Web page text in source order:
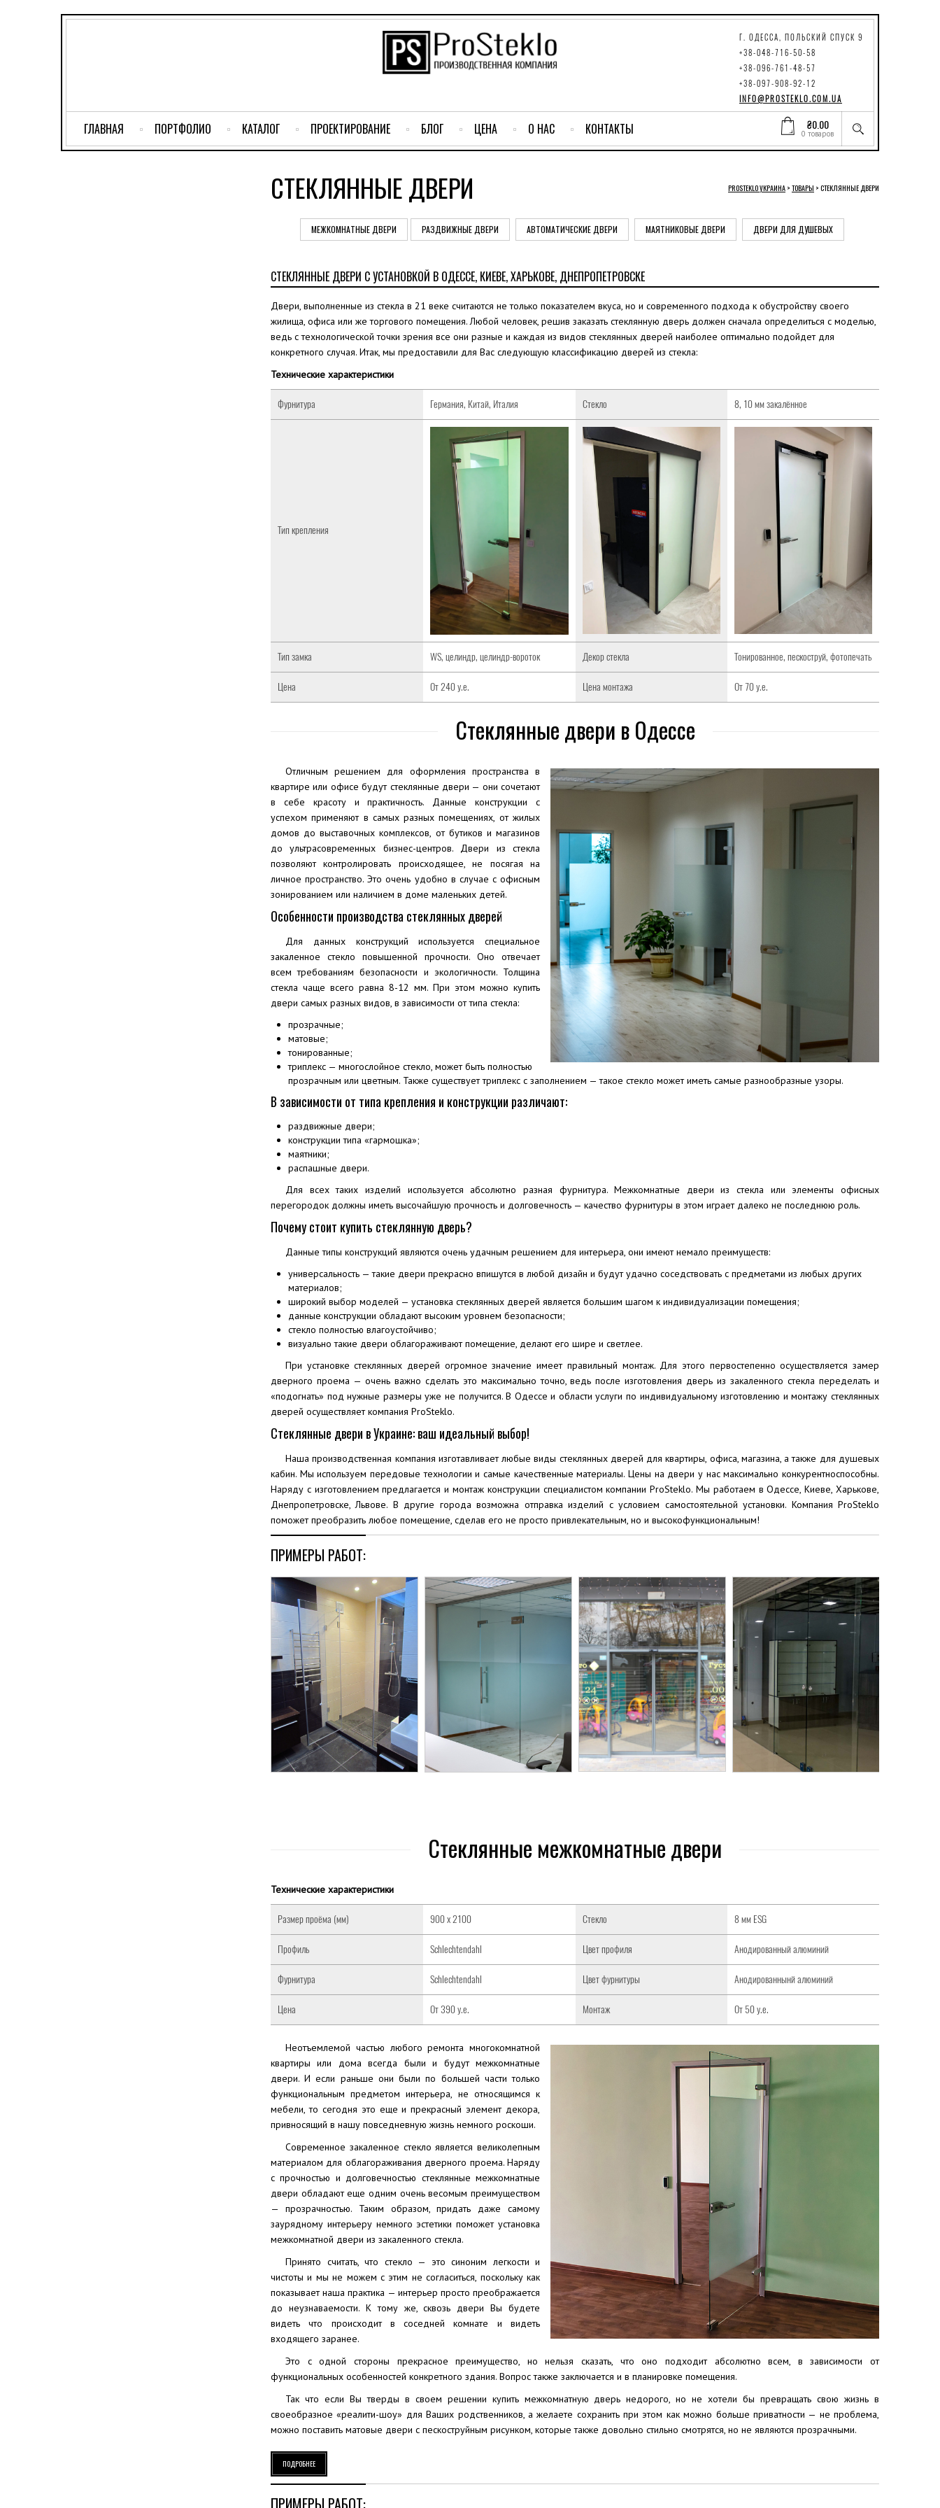
Г. ОДЕССА, ПОЛЬСКИЙ СПУСК 9
+38-048-716-50-58
+38-096-761-48-57
+38-097-908-92-12
INFO@PROSTEKLO.COM.UA
₴0.00
0 товаров
ГЛАВНАЯ ПОРТФОЛИО КАТАЛОГ ПРОЕКТИРОВАНИЕ БЛОГ ЦЕНА О НАС КОНТАКТЫ
СТЕКЛЯННЫЕ ДВЕРИ PROSTEKLO УКРАИНА > ТОВАРЫ > СТЕКЛЯННЫЕ ДВЕРИ
МЕЖКОМНАТНЫЕ ДВЕРИ РАЗДВИЖНЫЕ ДВЕРИ АВТОМАТИЧЕСКИЕ ДВЕРИ МАЯТНИКОВЫЕ ДВЕРИ ДВЕРИ ДЛЯ ДУШЕВЫХ
СТЕКЛЯННЫЕ ДВЕРИ С УСТАНОВКОЙ В ОДЕССЕ, КИЕВЕ, ХАРЬКОВЕ, ДНЕПРОПЕТРОВСКЕ
Двери, выполненные из стекла в 21 веке считаются не только показателем вкуса, но и современного подхода к обустройству своего
жилища, офиса или же торгового помещения. Любой человек, решив заказать стеклянную дверь должен сначала определиться с моделью,
ведь с технологической точки зрения все они разные и каждая из видов стеклянных дверей наиболее оптимально подойдет для
конкретного случая. Итак, мы предоставили для Вас следующую классификацию дверей из стекла:
Технические характеристики
Фурнитура Германия, Китай, Италия Стекло 8, 10 мм закалённое
Тип крепления
Тип замка WS, целиндр, целиндр-вороток Декор стекла Тонированное, пескоструй, фотопечать
Цена От 240 у.е. Цена монтажа От 70 у.е.
Стеклянные двери в Одессе
Отличным решением для оформления пространства в
квартире или офисе будут стеклянные двери — они сочетают
в себе красоту и практичность. Данные конструкции с
успехом применяют в самых разных помещениях, от жилых
домов до выставочных комплексов, от бутиков и магазинов
до ультрасовременных бизнес-центров. Двери из стекла
позволяют контролировать происходящее, не посягая на
личное пространство. Это очень удобно в случае с офисным
зонированием или наличием в доме маленьких детей.
Особенности производства стеклянных дверей
Для данных конструкций используется специальное
закаленное стекло повышенной прочности. Оно отвечает
всем требованиям безопасности и экологичности. Толщина
стекла чаще всего равна 8-12 мм. При этом можно купить
двери самых разных видов, в зависимости от типа стекла:
прозрачные;
матовые;
тонированные;
триплекс — многослойное стекло, может быть полностью
прозрачным или цветным. Также существует триплекс с заполнением — такое стекло может иметь самые разнообразные узоры.
В зависимости от типа крепления и конструкции различают:
раздвижные двери;
конструкции типа «гармошка»;
маятники;
распашные двери.
Для всех таких изделий используется абсолютно разная фурнитура. Межкомнатные двери из стекла или элементы офисных
перегородок должны иметь высочайшую прочность и долговечность — качество фурнитуры в этом играет далеко не последнюю роль.
Почему стоит купить стеклянную дверь?
Данные типы конструкций являются очень удачным решением для интерьера, они имеют немало преимуществ:
универсальность — такие двери прекрасно впишутся в любой дизайн и будут удачно соседствовать с предметами из любых других
материалов;
широкий выбор моделей — установка стеклянных дверей является большим шагом к индивидуализации помещения;
данные конструкции обладают высоким уровнем безопасности;
стекло полностью влагоустойчиво;
визуально такие двери облагораживают помещение, делают его шире и светлее.
При установке стеклянных дверей огромное значение имеет правильный монтаж. Для этого первостепенно осуществляется замер
дверного проема — очень важно сделать это максимально точно, ведь после изготовления дверь из закаленного стекла переделать и
«подогнать» под нужные размеры уже не получится. В Одессе и области услуги по индивидуальному изготовлению и монтажу стеклянных
дверей осуществляет компания ProSteklo.
Стеклянные двери в Украине: ваш идеальный выбор!
Наша производственная компания изготавливает любые виды стеклянных дверей для квартиры, офиса, магазина, а также для душевых
кабин. Мы используем передовые технологии и самые качественные материалы. Цены на двери у нас максимально конкурентноспособны.
Наряду с изготовлением предлагается и монтаж конструкции специалистом компании ProSteklo. Мы работаем в Одессе, Киеве, Харькове,
Днепропетровске, Львове. В другие города возможна отправка изделий с условием самостоятельной установки. Компания ProSteklo
поможет преобразить любое помещение, сделав его не просто привлекательным, но и высокофункциональным!
ПРИМЕРЫ РАБОТ:
Стеклянные межкомнатные двери
Технические характеристики
Размер проёма (мм) 900 x 2100 Стекло 8 мм ESG
Профиль Schlechtendahl Цвет профиля Анодированный алюминий
Фурнитура Schlechtendahl Цвет фурнитуры Анодированнынй алюминий
Цена От 390 у.е. Монтаж От 50 у.е.
Неотъемлемой частью любого ремонта многокомнатной
квартиры или дома всегда были и будут межкомнатные
двери. И если раньше они были по большей части только
функциональным предметом интерьера, не относящимся к
мебели, то сегодня это еще и прекрасный элемент декора,
привносящий в нашу повседневную жизнь немного роскоши.
Современное закаленное стекло является великолепным
материалом для облагораживания дверного проема. Наряду
с прочностью и долговечностью стеклянные межкомнатные
двери обладают еще одним очень весомым преимуществом
— прозрачностью. Таким образом, придать даже самому
заурядному интерьеру немного эстетики поможет установка
межкомнатной двери из закаленного стекла.
Принято считать, что стекло — это синоним легкости и
чистоты и мы не можем с этим не согласиться, поскольку как
показывает наша практика — интерьер просто преображается
до неузнаваемости. К тому же, сквозь двери Вы будете
видеть что происходит в соседней комнате и видеть
входящего заранее.
Это с одной стороны прекрасное преимущество, но нельзя сказать, что оно подходит абсолютно всем, в зависимости от
функциональных особенностей конкретного здания. Вопрос также заключается и в планировке помещения.
Так что если Вы тверды в своем решении купить межкомнатную дверь недорого, но не хотели бы превращать свою жизнь в
своеобразное «реалити-шоу» для Ваших родственников, а желаете сохранить при этом как можно больше приватности — не проблема,
можно поставить матовые двери с пескоструйным рисунком, которые также довольно стильно смотрятся, но не являются прозрачными.
ПОДРОБНЕЕ
ПРИМЕРЫ РАБОТ: